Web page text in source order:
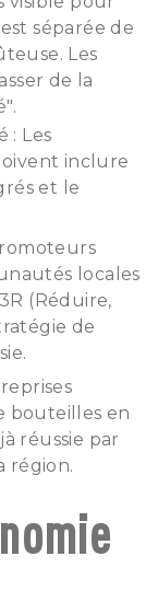
séparée de
Les
de la
: Les
inclure
et le
locales
(Réduire,
de
bouteilles en
réussie par
région.